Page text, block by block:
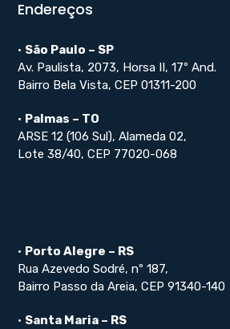
Endereços
• São Paulo – SP
Av. Paulista, 2073, Horsa II, 17º And.
Bairro Bela Vista, CEP 01311-200
• Palmas – TO
ARSE 12 (106 Sul), Alameda 02,
Lote 38/40, CEP 77020-068
• Porto Alegre – RS
Rua Azevedo Sodré, nº 187,
Bairro Passo da Areia, CEP 91340-140
• Santa Maria – RS